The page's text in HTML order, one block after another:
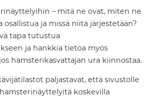
– mitä ne ovat, miten ne
osallistua ja missä niitä järjestetään?
tapa tutustua
ja hankkia tietoa myös
hamsterikasvattajan ura kiinnostaa.
paljastavat, että sivustolle
koskevilla